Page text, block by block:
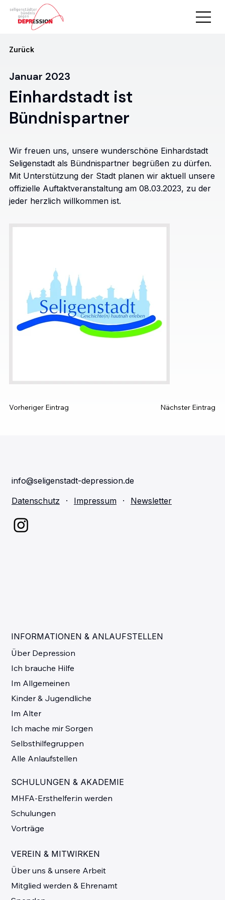
Vorheriger Eintrag Nächster Eintrag
Zurück
Januar 2023
Einhardstadt ist
Bündnispartner
Wir freuen uns, unsere wunderschöne Einhardstadt
Seligenstadt als Bündnispartner begrüßen zu dürfen.
Mit Unterstützung der Stadt planen wir aktuell unsere
offizielle Auftaktveranstaltung am 08.03.2023, zu der
jeder herzlich willkommen ist.
INFORMATIONEN & ANLAUFSTELLEN
Über Depression
Ich brauche Hilfe
Im Allgemeinen
Kinder & Jugendliche
Im Alter
Ich mache mir Sorgen
Selbsthilfegruppen
Alle Anlaufstellen
SCHULUNGEN & AKADEMIE
MHFA-Ersthelfer:in werden
Schulungen
Vorträge
VEREIN & MITWIRKEN
Über uns & unsere Arbeit
Mitglied werden & Ehrenamt
info@seligenstadt-depression.de
Datenschutz
· Impressum · Newsletter